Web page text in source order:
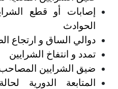
إصابات أو قطع
الحوادث
دوالي الساق و ارتجاع
تمدد و انتفاخ الشرايين
ضيق الشرايين
المتابعة الدورية